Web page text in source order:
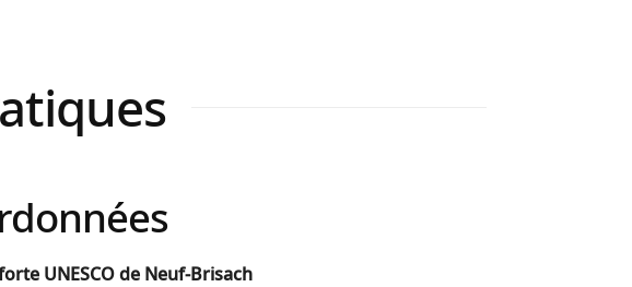
UNESCO de Neuf-Brisach